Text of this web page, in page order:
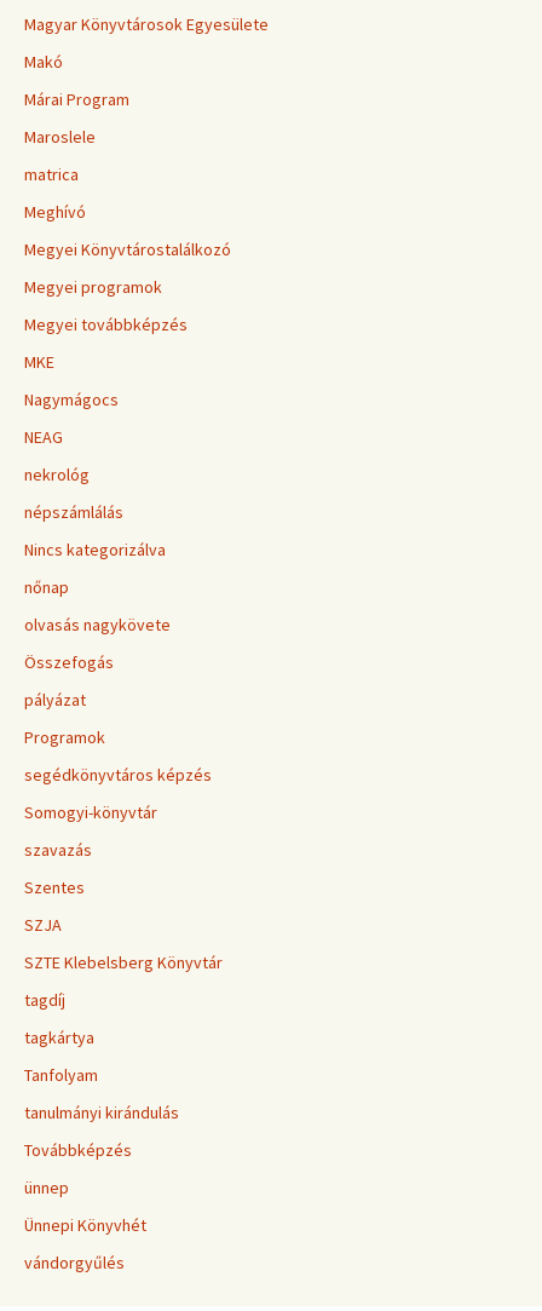
Magyar Könyvtárosok Egyesülete
Makó
Márai Program
Maroslele
matrica
Meghívó
Megyei Könyvtárostalálkozó
Megyei programok
Megyei továbbképzés
MKE
Nagymágocs
NEAG
nekrológ
népszámlálás
Nincs kategorizálva
nőnap
olvasás nagykövete
Összefogás
pályázat
Programok
segédkönyvtáros képzés
Somogyi-könyvtár
szavazás
Szentes
SZJA
SZTE Klebelsberg Könyvtár
tagdíj
tagkártya
Tanfolyam
tanulmányi kirándulás
Továbbképzés
ünnep
Ünnepi Könyvhét
vándorgyűlés